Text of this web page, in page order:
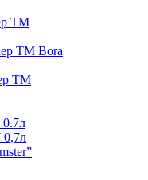
ТМ
ТМ Bora
ТМ
0.7л